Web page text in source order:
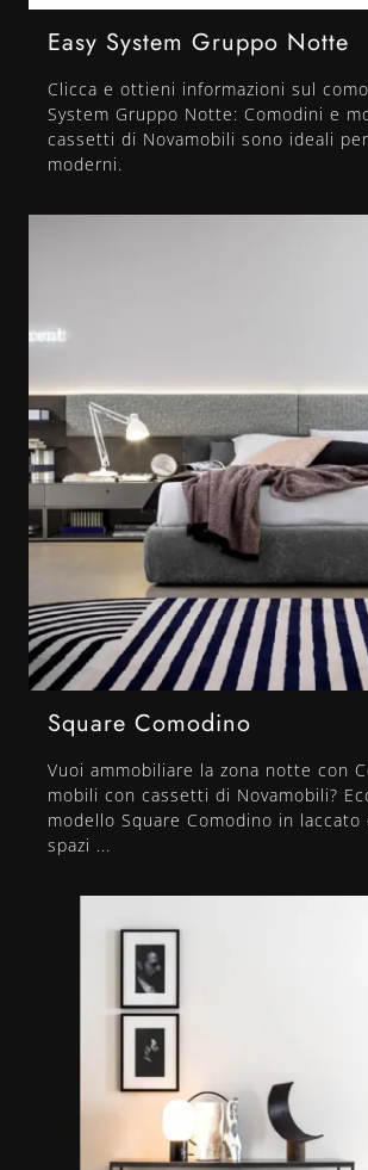
Easy System Gruppo Notte
Clicca e ottieni informazioni sul
System Gruppo Notte: Comodini e
cassetti di Novamobili sono ideali
moderni.
Square Comodino
Vuoi ammobiliare la zona notte con
mobili con cassetti di Novamobili?
modello Square Comodino in laccato
spazi ...